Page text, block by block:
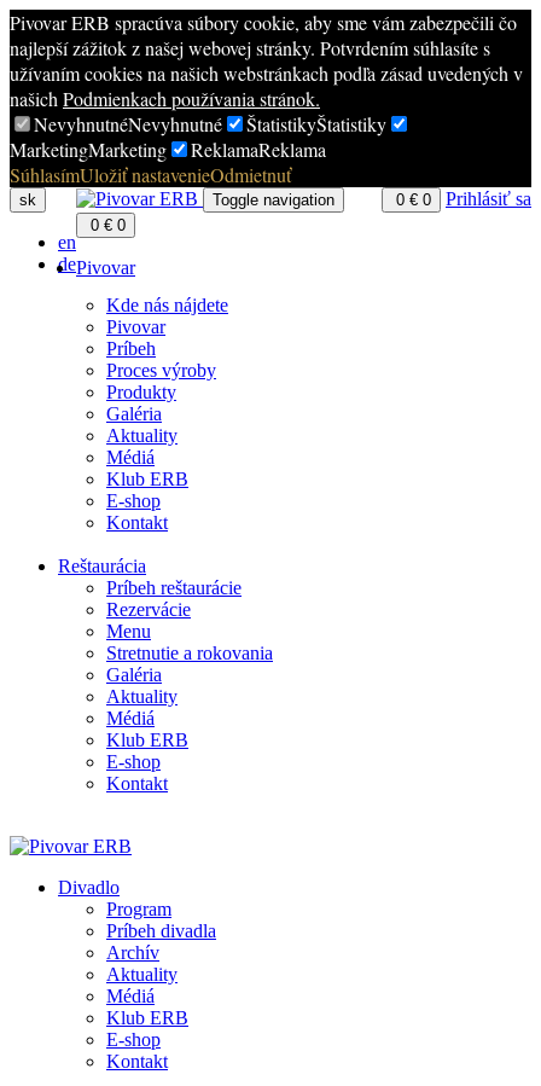
Pivovar ERB spracúva súbory cookie, aby sme vám zabezpečili čo
najlepší zážitok z našej webovej stránky. Potvrdením súhlasíte s
užívaním cookies na našich webstránkach podľa zásad uvedených v
našich Podmienkach používania stránok.
NevyhnutnéNevyhnutné ŠtatistikyŠtatistiky
MarketingMarketing ReklamaReklama
SúhlasímUložiť nastavenieOdmietnuť
sk
en
de
0 € 0 Prihlásiť sa
Toggle navigation
0 € 0
Pivovar
Kde nás nájdete
Pivovar
Príbeh
Proces výroby
Produkty
Galéria
Aktuality
Médiá
Klub ERB
E-shop
Kontakt
Reštaurácia
Príbeh reštaurácie
Rezervácie
Menu
Stretnutie a rokovania
Galéria
Aktuality
Médiá
Klub ERB
E-shop
Kontakt
Divadlo
Program
Príbeh divadla
Archív
Aktuality
Médiá
Klub ERB
E-shop
Kontakt